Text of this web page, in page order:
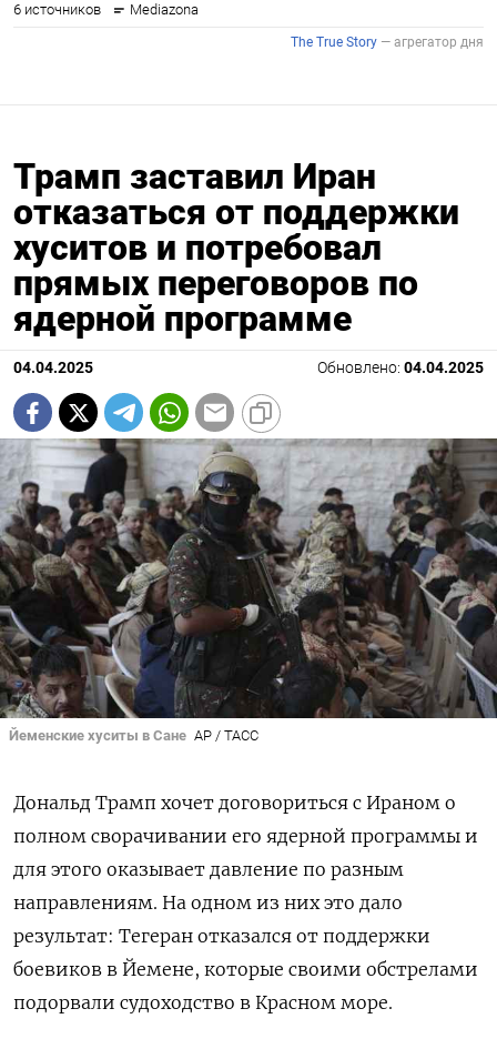
Трамп заставил Иран
отказаться от поддержки
хуситов и потребовал
прямых переговоров по
ядерной программе
04.04.2025 Обновлено: 04.04.2025
Йеменские хуситы в Сане AP / ТАСС
Дональд Трамп хочет договориться с Ираном о
полном сворачивании его ядерной программы и
для этого оказывает давление по разным
направлениям. На одном из них это дало
результат: Тегеран отказался от поддержки
боевиков в Йемене, которые своими обстрелами
подорвали судоходство в Красном море.